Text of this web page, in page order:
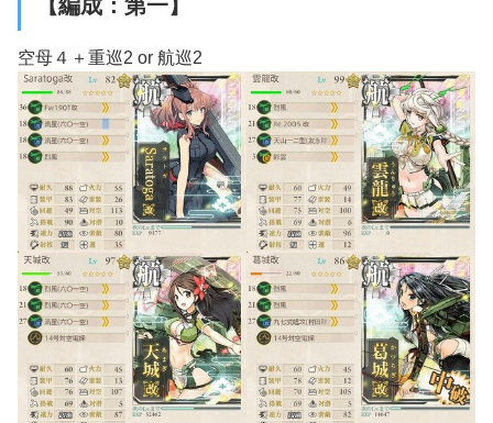
【編成：第一】
空母４＋重巡2 or 航巡2